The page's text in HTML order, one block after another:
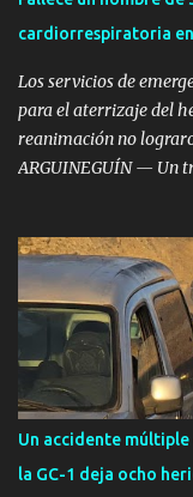
turismo en la citada
Bomberos Hasta el
celeridad efectivos del
Canaria...
cardiorrespiratoria
Los servicios de
para el aterrizaje del
reanimación no
ARGUINEGUÍN — Un
sufrir una parada
pesar de la rápida
recursos de
hotelero, las intensas
practicadas no
finalmente su
Esperanza Ante la
Centro Coordinador
movilizó de inmediato
Un accidente múltiple
la GC-1 deja ocho